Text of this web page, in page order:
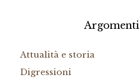
Argomenti
Attualità e storia
Digressioni